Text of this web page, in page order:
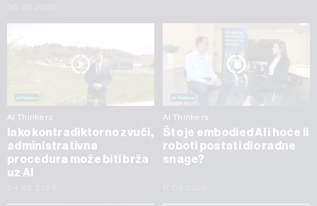
AI Thinkers
Iako kontradiktorno zvuči,
administrativna
procedura može biti brža
uz AI
AI Thinkers
Što je embodied AI i hoće li
roboti postati dio radne
snage?